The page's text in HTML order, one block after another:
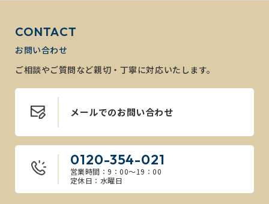
CONTACT
お問い合わせ
ご相談やご質問など親切・丁寧に対応いたします。
メールでのお問い合わせ
0120-354-021
営業時間：9：00～19：00
定休日：水曜日